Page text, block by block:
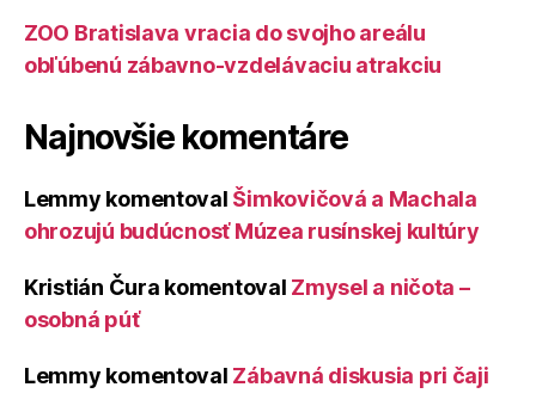
ZOO Bratislava vracia do svojho areálu
obľúbenú zábavno-vzdelávaciu atrakciu
Najnovšie komentáre
Lemmy komentoval Šimkovičová a Machala
ohrozujú budúcnosť Múzea rusínskej kultúry
Kristián Čura komentoval Zmysel a ničota –
osobná púť
Lemmy komentoval Zábavná diskusia pri čaji